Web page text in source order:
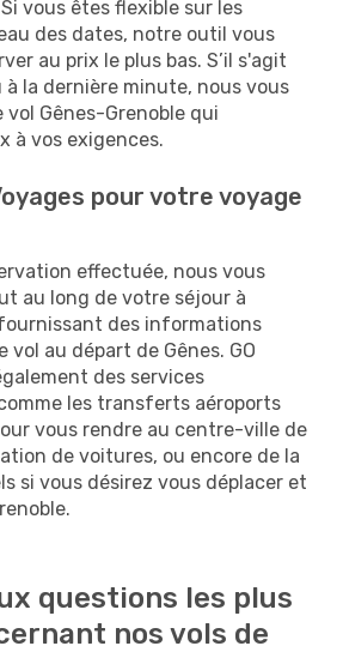
vous êtes flexible sur les
des dates, notre outil vous
au prix le plus bas. S’il s'agit
la dernière minute, nous vous
Gênes-Grenoble qui
à vos exigences.
pour votre voyage
effectuée, nous vous
au long de votre séjour à
des informations
au départ de Gênes. GO
des services
les transferts aéroports
vous rendre au centre-ville de
de voitures, ou encore de la
si vous désirez vous déplacer et
questions les plus
nos vols de